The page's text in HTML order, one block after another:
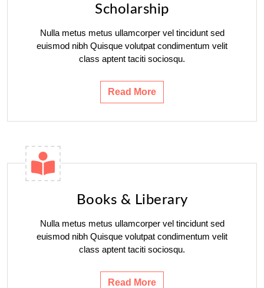
Scholarship
Nulla metus metus ullamcorper vel tincidunt sed
euismod nibh Quisque volutpat condimentum velit
class aptent taciti sociosqu.
Read More
Books & Liberary
Nulla metus metus ullamcorper vel tincidunt sed
euismod nibh Quisque volutpat condimentum velit
class aptent taciti sociosqu.
Read More